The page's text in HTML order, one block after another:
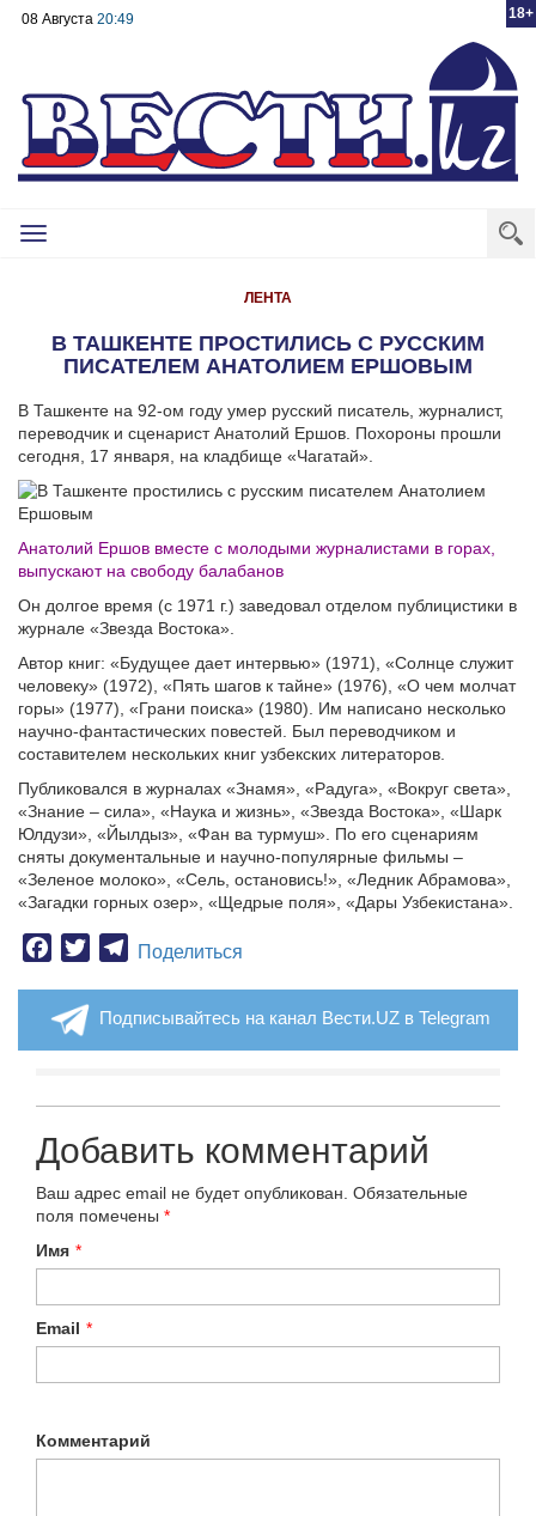
18+
08 Августа 20:49
Toggle
ЛЕНТА
В ТАШКЕНТЕ ПРОСТИЛИСЬ С РУССКИМ
ПИСАТЕЛЕМ АНАТОЛИЕМ ЕРШОВЫМ
В Ташкенте на 92-ом году умер русский писатель, журналист,
переводчик и сценарист Анатолий Ершов. Похороны прошли
сегодня, 17 января, на кладбище «Чагатай».
Анатолий Ершов вместе с молодыми журналистами в горах,
выпускают на свободу балабанов
Он долгое время (с 1971 г.) заведовал отделом публицистики в
журнале «Звезда Востока».
Автор книг: «Будущее дает интервью» (1971), «Солнце служит
человеку» (1972), «Пять шагов к тайне» (1976), «О чем молчат
горы» (1977), «Грани поиска» (1980). Им написано несколько
научно-фантастических повестей. Был переводчиком и
составителем нескольких книг узбекских литераторов.
Публиковался в журналах «Знамя», «Радуга», «Вокруг света»,
«Знание – сила», «Наука и жизнь», «Звезда Востока», «Шарк
Юлдузи», «Йылдыз», «Фан ва турмуш». По его сценариям
сняты документальные и научно-популярные фильмы –
«Зеленое молоко», «Сель, остановись!», «Ледник Абрамова»,
«Загадки горных озер», «Щедрые поля», «Дары Узбекистана».
Facebook
TwitterTelegram
Поделиться
Подписывайтесь на канал Вести.UZ в Telegram
Добавить комментарий
Ваш адрес email не будет опубликован. Обязательные
поля помечены *
Имя *
Email *
Комментарий